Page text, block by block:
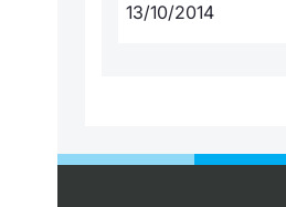
13/10/2014